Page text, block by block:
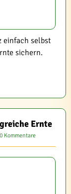
einfach selbst
sichern.
Ernte
0 Kommentare